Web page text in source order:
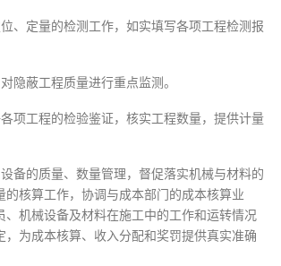
、定量的检测工作，如实填写各项工程检测报
隐蔽工程质量进行重点监测。
项工程的检验鉴证，核实工程数量，提供计量
备的质量、数量管理，督促落实机械与材料的
的核算工作，协调与成本部门的成本核算业
、机械设备及材料在施工中的工作和运转情况
，为成本核算、收入分配和奖罚提供真实准确